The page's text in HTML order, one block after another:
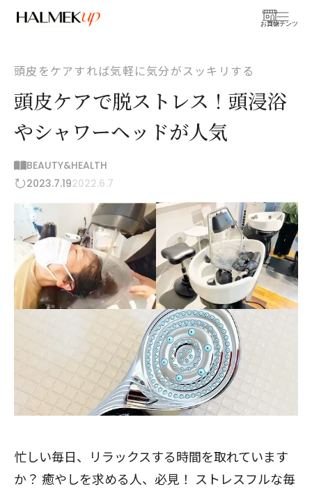
お買物
コンテンツ
頭皮をケアすれば気軽に気分がスッキリする
頭皮ケアで脱ストレス！頭浸浴
やシャワーヘッドが人気
BEAUTY&HEALTH
2023.7.192022.6.7
忙しい毎日、リラックスする時間を取れています
か？ 癒やしを求める人、必見！ ストレスフルな毎